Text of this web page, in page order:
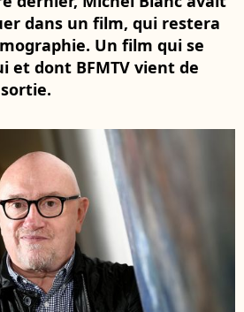
dans un film, qui restera
Un film qui se
et dont BFMTV vient de